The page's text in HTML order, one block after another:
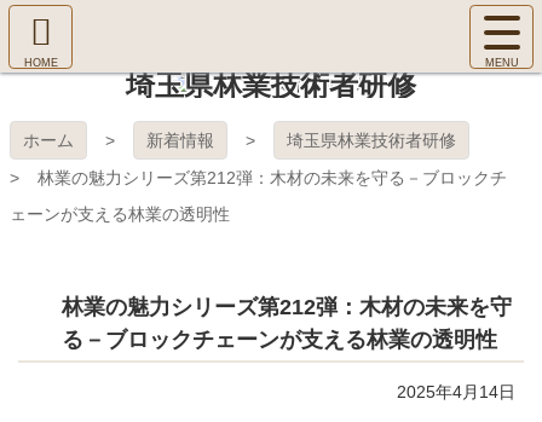
コ
テ
文
へ
ス
埼玉県林業技術者研修
ホーム 新着情報
埼玉県林業技術者研修
林業の魅力シリーズ第212弾：木材の未来を守る－ブロックチ
ェーンが支える林業の透明性
林業の魅力シリーズ第212弾：木材の未来を守
る－ブロックチェーンが支える林業の透明性
2025年4月14日
㈱Ｆ
ＯＲ
ＯＬ
ＬＥ
ホ
へ
サ
イ
ト
ー